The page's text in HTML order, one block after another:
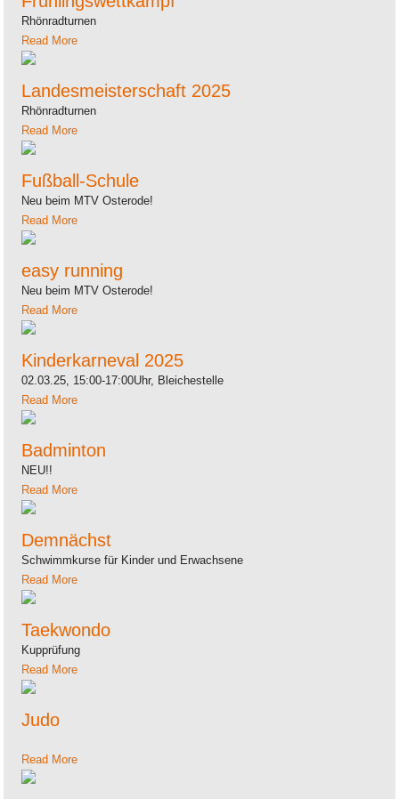
Rhönradturnen
Read More
Landesmeisterschaft 2025
Rhönradturnen
Read More
Fußball-Schule
Neu beim MTV Osterode!
Read More
easy running
Neu beim MTV Osterode!
Read More
Kinderkarneval 2025
02.03.25, 15:00-17:00Uhr, Bleichestelle
Read More
Badminton
NEU!!
Read More
Demnächst
Schwimmkurse für Kinder und Erwachsene
Read More
Taekwondo
Kupprüfung
Read More
Judo
Read More